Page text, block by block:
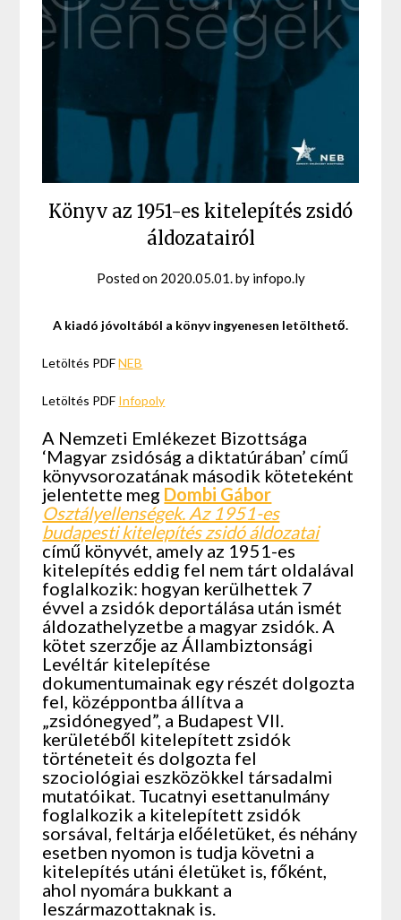
Könyv az 1951-es kitelepítés zsidó
áldozatairól
Posted on 2020.05.01.by infopo.ly
A kiadó jóvoltából a könyv ingyenesen letölthető.
Letöltés PDFNEB
Letöltés PDF Infopoly
A Nemzeti Emlékezet Bizottsága
‘Magyar zsidóság a diktatúrában’ című
könyvsorozatának második köteteként
jelentette meg Dombi Gábor
Osztályellenségek. Az 1951-es
budapesti kitelepítés zsidó áldozatai
című könyvét, amely az 1951-es
kitelepítés eddig fel nem tárt oldalával
foglalkozik: hogyan kerülhettek 7
évvel a zsidók deportálása után ismét
áldozathelyzetbe a magyar zsidók. A
kötet szerzője az Állambiztonsági
Levéltár kitelepítése
dokumentumainak egy részét dolgozta
fel, középpontba állítva a
„zsidónegyed”, a Budapest VII.
kerületéből kitelepített zsidók
történeteit és dolgozta fel
szociológiai eszközökkel társadalmi
mutatóikat. Tucatnyi esettanulmány
foglalkozik a kitelepített zsidók
sorsával, feltárja előéletüket, és néhány
esetben nyomon is tudja követni a
kitelepítés utáni életüket is, főként,
ahol nyomára bukkant a
leszármazottaknak is.